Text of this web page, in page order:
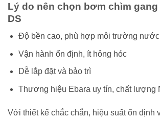
Lý do nên chọn bơm chìm gang
DS
Độ bền cao, phù hợp môi trường nước
Vận hành ổn định, ít hỏng hóc
Dễ lắp đặt và bảo trì
Thương hiệu Ebara uy tín, chất lượng
Với thiết kế chắc chắn, hiệu suất ổn định